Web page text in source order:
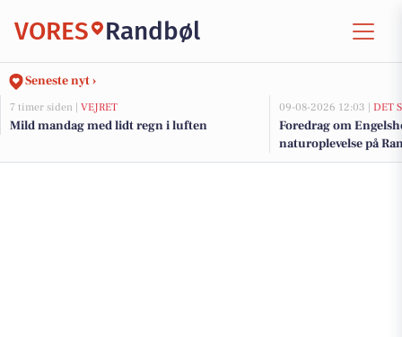
VORES Randbøl
Seneste nyt ›
7 timer siden | VEJRET
Mild mandag med lidt regn i luften
09-08-2026 12:03 | DET
Foredrag om
naturoplevelse på